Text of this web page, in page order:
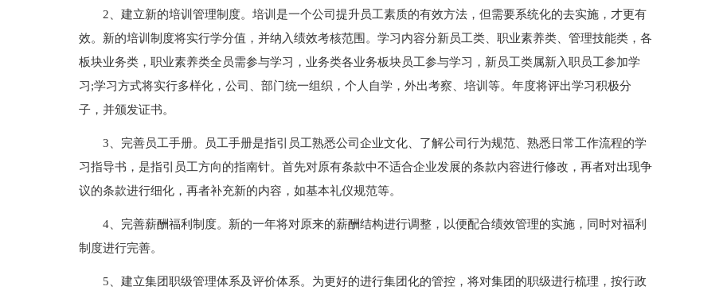
2、建立新的培训管理制度。培训是一个公司提升员工素质的有效方法，但需要系统化的去实施，才更有
效。新的培训制度将实行学分值，并纳入绩效考核范围。学习内容分新员工类、职业素养类、管理技能类，各
板块业务类，职业素养类全员需参与学习，业务类各业务板块员工参与学习，新员工类属新入职员工参加学
习;学习方式将实行多样化，公司、部门统一组织，个人自学，外出考察、培训等。年度将评出学习积极分
子，并颁发证书。
3、完善员工手册。员工手册是指引员工熟悉公司企业文化、了解公司行为规范、熟悉日常工作流程的学
习指导书，是指引员工方向的指南针。首先对原有条款中不适合企业发展的条款内容进行修改，再者对出现争
议的条款进行细化，再者补充新的内容，如基本礼仪规范等。
4、完善薪酬福利制度。新的一年将对原来的薪酬结构进行调整，以便配合绩效管理的实施，同时对福利
制度进行完善。
5、建立集团职级管理体系及评价体系。为更好的进行集团化的管控，将对集团的职级进行梳理，按行政